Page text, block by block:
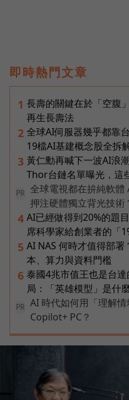
即時熱門文章
1 長壽的關鍵在於「空腹
再生長壽法
2 全球AI伺服器幾乎都靠
19檔AI基建概念股全拆
3 黃仁勳再喊下一波AI浪
Thor台鏈名單曝光，這
PR
全球電視都在拚純軟體
押注硬體獨立背光技術
4 AI已經做得到20%的題
席科學家給創業者的「
5 AI NAS 何時才值得部
本、算力與資料門檻
6 泰國4兆市值王也是台
局：「英雄模型」是什
PR
AI 時代如何用「理解
Copilot+ PC？